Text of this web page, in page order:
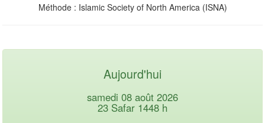
Méthode : Islamic Society of North America (ISNA)
Aujourd'hui
samedi 08 août 2026
23 Safar 1448 h